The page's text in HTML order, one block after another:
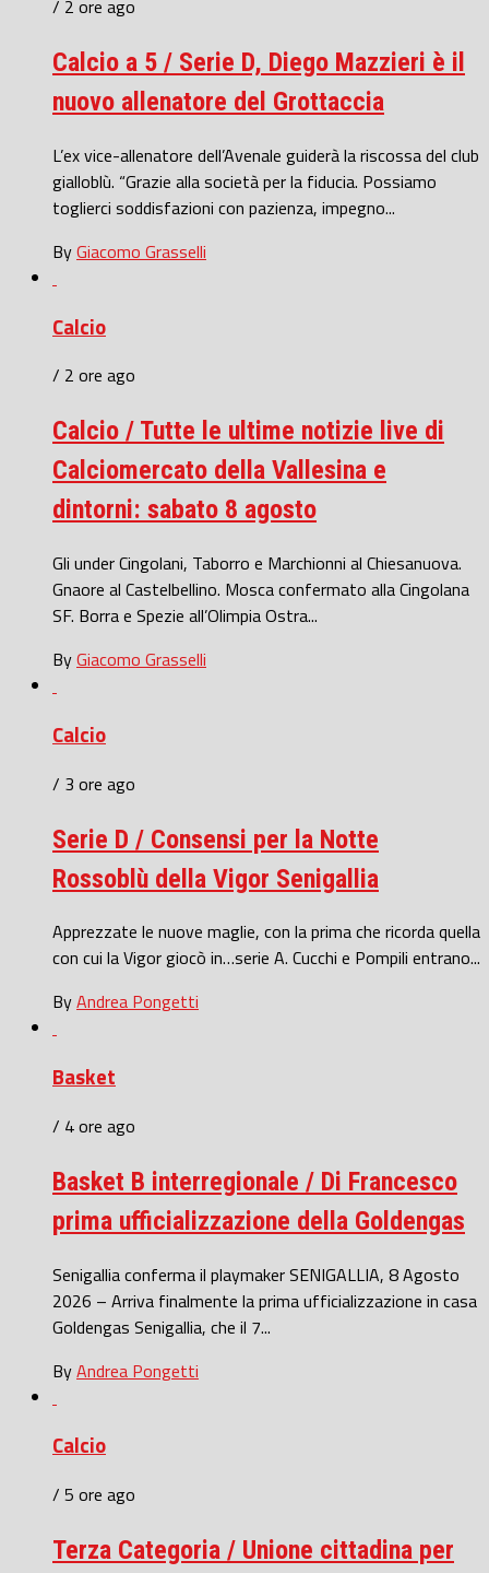
/ 2 ore ago
Calcio a 5 / Serie D, Diego Mazzieri è il
nuovo allenatore del Grottaccia
L’ex vice-allenatore dell’Avenale guiderà la riscossa del club
gialloblù. “Grazie alla società per la fiducia. Possiamo
toglierci soddisfazioni con pazienza, impegno...
ByGiacomo Grasselli
Calcio
/ 2 ore ago
Calcio / Tutte le ultime notizie live di
Calciomercato della Vallesina e
dintorni: sabato 8 agosto
Gli under Cingolani, Taborro e Marchionni al Chiesanuova.
Gnaore al Castelbellino. Mosca confermato alla Cingolana
SF. Borra e Spezie all’Olimpia Ostra...
ByGiacomo Grasselli
Calcio
/ 3 ore ago
Serie D / Consensi per la Notte
Rossoblù della Vigor Senigallia
Apprezzate le nuove maglie, con la prima che ricorda quella
con cui la Vigor giocò in…serie A. Cucchi e Pompili entrano...
ByAndrea Pongetti
Basket
/ 4 ore ago
Basket B interregionale / Di Francesco
prima ufficializzazione della Goldengas
Senigallia conferma il playmaker SENIGALLIA, 8 Agosto
2026 – Arriva finalmente la prima ufficializzazione in casa
Goldengas Senigallia, che il 7...
ByAndrea Pongetti
Calcio
/ 5 ore ago
Terza Categoria / Unione cittadina per